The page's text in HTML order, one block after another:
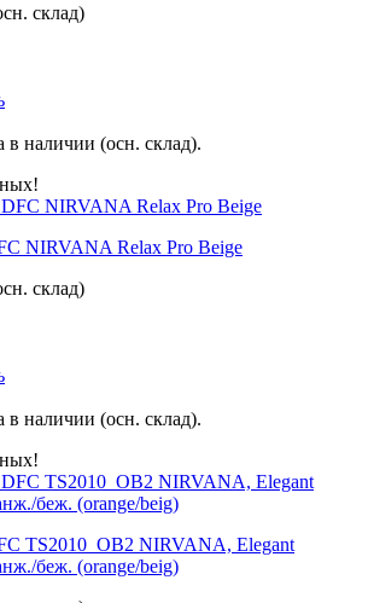
склад)
в наличии (осн. склад).
NIRVANA Relax Pro Beige
склад)
в наличии (осн. склад).
TS2010_OB2 NIRVANA, Elegant
беж. (orange/beig)